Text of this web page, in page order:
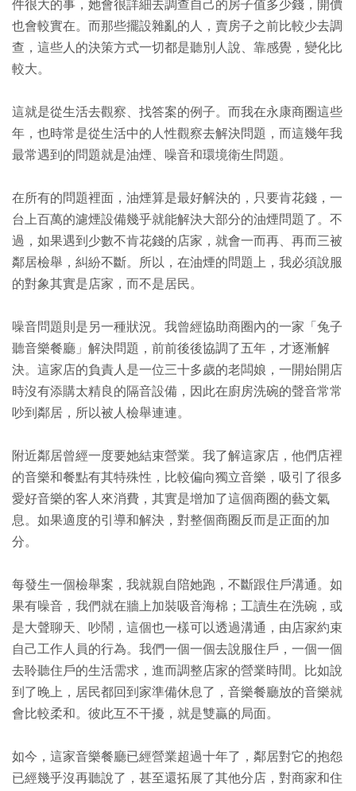
件很大的事，她會很詳細去調查自己的房子值多少錢，開價
也會較實在。而那些擺設雜亂的人，賣房子之前比較少去調
查，這些人的決策方式一切都是聽別人說、靠感覺，變化比
較大。
這就是從生活去觀察、找答案的例子。而我在永康商圈這些
年，也時常是從生活中的人性觀察去解決問題，而這幾年我
最常遇到的問題就是油煙、噪音和環境衛生問題。
在所有的問題裡面，油煙算是最好解決的，只要肯花錢，一
台上百萬的濾煙設備幾乎就能解決大部分的油煙問題了。不
過，如果遇到少數不肯花錢的店家，就會一而再、再而三被
鄰居檢舉，糾紛不斷。所以，在油煙的問題上，我必須說服
的對象其實是店家，而不是居民。
噪音問題則是另一種狀況。我曾經協助商圈內的一家「兔子
聽音樂餐廳」解決問題，前前後後協調了五年，才逐漸解
決。這家店的負責人是一位三十多歲的老闆娘，一開始開店
時沒有添購太精良的隔音設備，因此在廚房洗碗的聲音常常
吵到鄰居，所以被人檢舉連連。
附近鄰居曾經一度要她結束營業。我了解這家店，他們店裡
的音樂和餐點有其特殊性，比較偏向獨立音樂，吸引了很多
愛好音樂的客人來消費，其實是增加了這個商圈的藝文氣
息。如果適度的引導和解決，對整個商圈反而是正面的加
分。
每發生一個檢舉案，我就親自陪她跑，不斷跟住戶溝通。如
果有噪音，我們就在牆上加裝吸音海棉；工讀生在洗碗，或
是大聲聊天、吵鬧，這個也一樣可以透過溝通，由店家約束
自己工作人員的行為。我們一個一個去說服住戶，一個一個
去聆聽住戶的生活需求，進而調整店家的營業時間。比如說
到了晚上，居民都回到家準備休息了，音樂餐廳放的音樂就
會比較柔和。彼此互不干擾，就是雙贏的局面。
如今，這家音樂餐廳已經營業超過十年了，鄰居對它的抱怨
已經幾乎沒再聽說了，甚至還拓展了其他分店，對商家和住